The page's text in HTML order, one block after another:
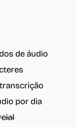
de áudio
por dia